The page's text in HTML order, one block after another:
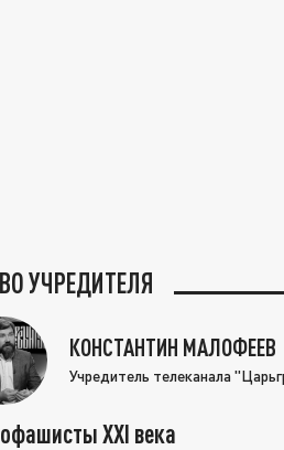
УЧРЕДИТЕЛЯ
КОНСТАНТИН МАЛОФЕЕВ
Учредитель телеканала
XXI века